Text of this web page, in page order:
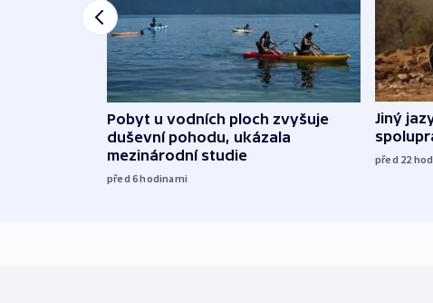
Pobyt u vodních ploch zvyšuje
duševní pohodu, ukázala
mezinárodní studie
před 6hodinami
Jiný
před 22